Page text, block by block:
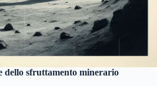
dello sfruttamento minerario